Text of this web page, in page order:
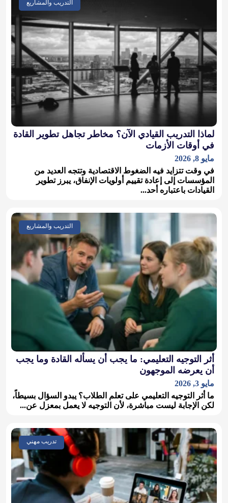
التدريب والمشاريع
لماذا التدريب القيادي الآن؟ مخاطر تجاهل تطوير القادة
في أوقات الأزمات
مايو 8, 2026
في وقت تتزايد فيه الضغوط الاقتصادية وتتجه العديد من
المؤسسات إلى إعادة تقييم أولويات الإنفاق، يبرز تطوير
القيادات باعتباره أحد...
التدريب والمشاريع
أثر التوجيه التعليمي: ما يجب أن يسأله القادة وما يجب
أن يعرضه الموجهون
مايو 3, 2026
ما أثر التوجيه التعليمي على تعلم الطلاب؟ يبدو السؤال بسيطاً،
لكن الإجابة ليست مباشرة، لأن التوجيه لا يعمل بمعزل عن...
تدريب مهني